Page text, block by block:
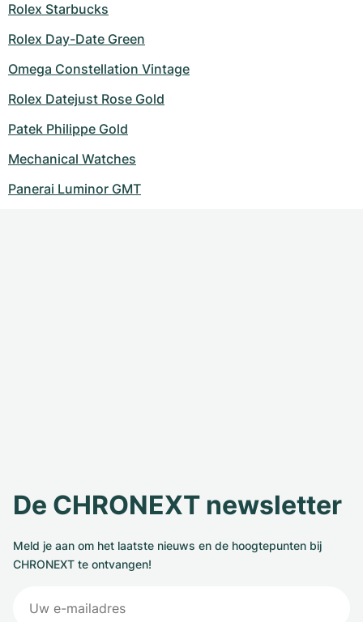
Rolex Starbucks
Rolex Day-Date Green
Omega Constellation Vintage
Rolex Datejust Rose Gold
Patek Philippe Gold
Mechanical Watches
Panerai Luminor GMT
De CHRONEXT newsletter
Meld je aan om het laatste nieuws en de hoogtepunten bij
CHRONEXT te ontvangen!